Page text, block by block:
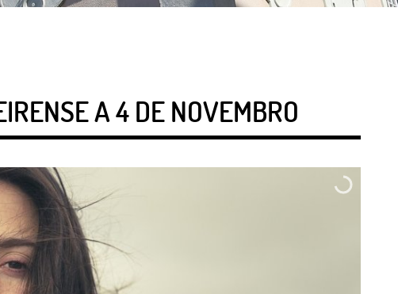
A 4 DE NOVEMBRO